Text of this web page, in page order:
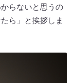
らないと思うの
ら」と挨拶しま